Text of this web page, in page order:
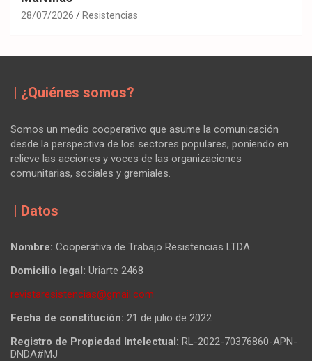
28/07/2026 Resistencias
| ¿Quiénes somos?
Somos un medio cooperativo que asume la comunicación
desde la perspectiva de los sectores populares, poniendo en
relieve las acciones y voces de las organizaciones
comunitarias, sociales y gremiales.
| Datos
Nombre: Cooperativa de Trabajo Resistencias LTDA
Domicilio legal: Uriarte 2468
revistaresistencias@gmail.com
Fecha de constitución: 21 de julio de 2022
Registro de Propiedad Intelectual: RL-2022-70376860-APN-
DNDA#MJ